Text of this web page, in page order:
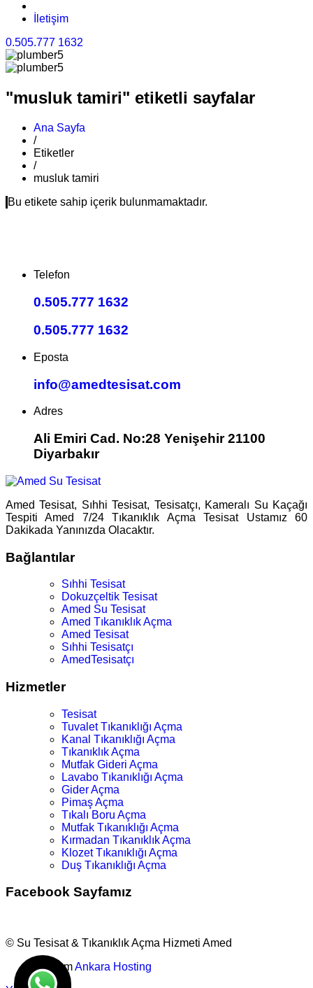
İletişim
0.505.777 1632
"musluk tamiri" etiketli sayfalar
Ana Sayfa
/
Etiketler
/
musluk tamiri
Bu etikete sahip içerik bulunmamaktadır.
Telefon
0.505.777 1632
0.505.777 1632
Eposta
info@amedtesisat.com
Adres
Ali Emiri Cad. No:28 Yenişehir 21100
Diyarbakır
Amed Tesisat, Sıhhi Tesisat, Tesisatçı, Kameralı Su Kaçağı
Tespiti Amed 7/24 Tıkanıklık Açma Tesisat Ustamız 60
Dakikada Yanınızda Olacaktır.
Bağlantılar
Sıhhi Tesisat
Dokuzçeltik Tesisat
Amed Su Tesisat
Amed Tıkanıklık Açma
Amed Tesisat
Sıhhi Tesisatçı
AmedTesisatçı
Hizmetler
Tesisat
Tuvalet Tıkanıklığı Açma
Kanal Tıkanıklığı Açma
Tıkanıklık Açma
Mutfak Gideri Açma
Lavabo Tıkanıklığı Açma
Gider Açma
Pimaş Açma
Tıkalı Boru Açma
Mutfak Tıkanıklığı Açma
Kırmadan Tıkanıklık Açma
Klozet Tıkanıklığı Açma
Duş Tıkanıklığı Açma
Facebook Sayfamız
© Su Tesisat & Tıkanıklık Açma Hizmeti Amed
TasarımAnkara Hosting